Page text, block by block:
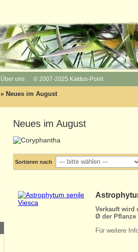
Über uns © 2007-2025 Kaktus-Point
» Neues im August
Neues im August
Sortieren nach
Verkauft wird
Ø der
Für weitere